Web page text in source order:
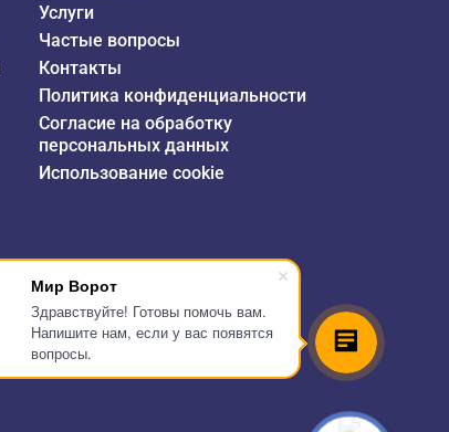
Мир Ворот
Здравствуйте! Готовы помочь вам.
Напишите нам, если у вас появятся
вопросы.
Услуги
Частые вопросы
Контакты
Политика конфиденциальности
Согласие на обработку
персональных данных
Использование cookie